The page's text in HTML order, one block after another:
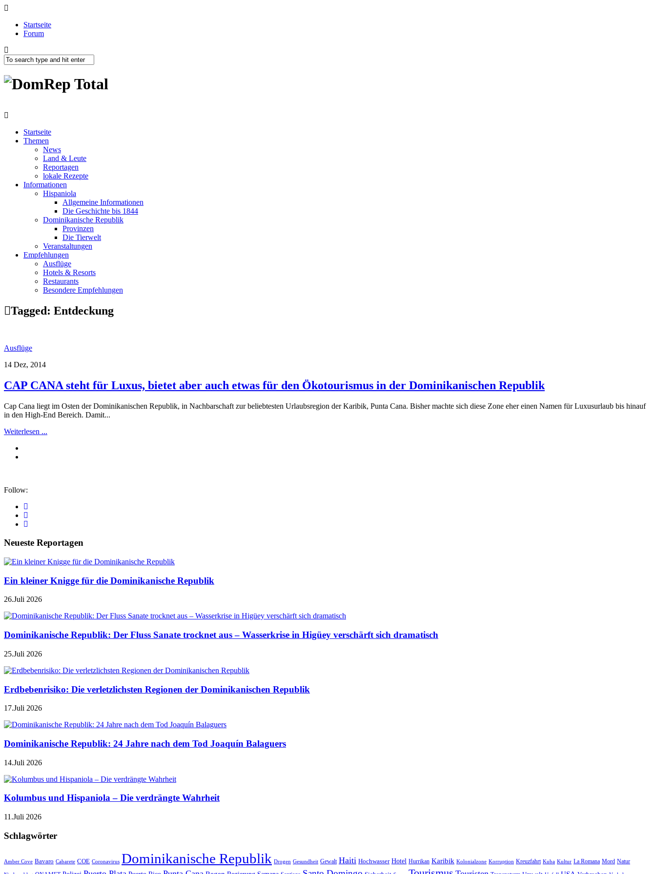
Startseite
Forum
Startseite
Themen
News
Land & Leute
Reportagen
lokale Rezepte
Informationen
Hispaniola
Allgemeine Informationen
Die Geschichte bis 1844
Dominikanische Republik
Provinzen
Die Tierwelt
Veranstaltungen
Empfehlungen
Ausflüge
Hotels & Resorts
Restaurants
Besondere Empfehlungen
Tagged: Entdeckung
Ausflüge
14 Dez, 2014
CAP CANA steht für Luxus, bietet aber auch etwas für den Ökotourismus in der Dominikanischen Republik
Cap Cana liegt im Osten der Dominikanischen Republik, in Nachbarschaft zur beliebtesten Urlaubsregion der Karibik, Punta Cana. Bisher machte sich diese Zone eher einen Namen für Luxusurlaub bis hinauf
in den High-End Bereich. Damit...
Weiterlesen ...
Follow:
Neueste Reportagen
Ein kleiner Knigge für die Dominikanische Republik
26.Juli 2026
Dominikanische Republik: Der Fluss Sanate trocknet aus – Wasserkrise in Higüey verschärft sich dramatisch
25.Juli 2026
Erdbebenrisiko: Die verletzlichsten Regionen der Dominikanischen Republik
17.Juli 2026
Dominikanische Republik: 24 Jahre nach dem Tod Joaquín Balaguers
14.Juli 2026
Kolumbus und Hispaniola – Die verdrängte Wahrheit
11.Juli 2026
Schlagwörter
Amber Cove Bavaro Cabarete COE Coronavirus Dominikanische Republik Drogen Gesundheit Gewalt Haiti Hochwasser Hotel Hurrikan Karibik Kolonialzone Korruption Kreuzfahrt Kuba Kultur La Romana Mord Natur